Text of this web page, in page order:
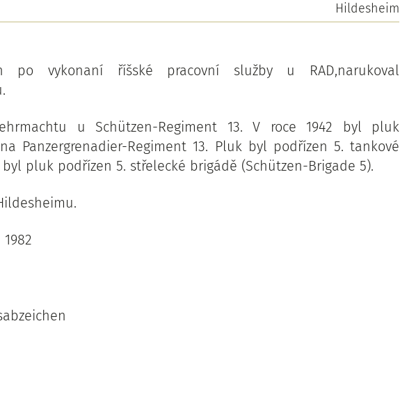
Hildesheim
po vykonaní říšské pracovní služby u RAD,narukoval
u Schützen-Regiment 13. V roce 1942 byl pluk
Panzergrenadier-Regiment 13. Pluk byl podřízen 5. tankové
byl pluk podřízen 5. střelecké brigádě (Schützen-Brigade 5).